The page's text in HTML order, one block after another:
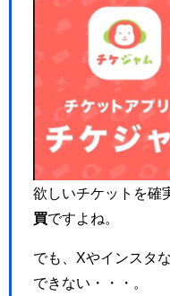
欲しいチケットを確
買ですよね。
でも、Xやインスタ
できない・・・。